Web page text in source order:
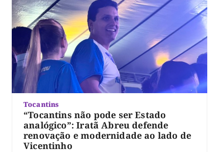
Tocantins
“Tocantins não pode ser Estado
analógico”: Iratã Abreu defende
renovação e modernidade ao lado de
Vicentinho